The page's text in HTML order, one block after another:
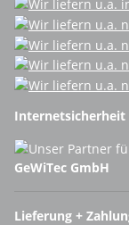
Internetsicherheit
GeWiTec GmbH
Lieferung +